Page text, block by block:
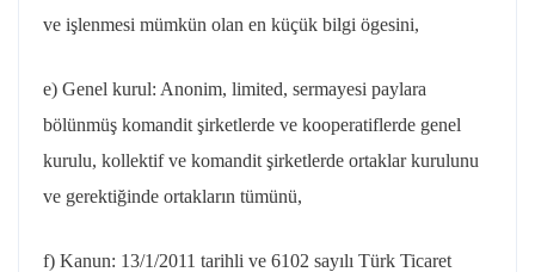
ve işlenmesi mümkün olan en küçük bilgi ögesini,
e) Genel kurul: Anonim, limited, sermayesi paylara
bölünmüş komandit şirketlerde ve kooperatiflerde genel
kurulu, kollektif ve komandit şirketlerde ortaklar kurulunu
ve gerektiğinde ortakların tümünü,
f) Kanun: 13/1/2011 tarihli ve 6102 sayılı Türk Ticaret